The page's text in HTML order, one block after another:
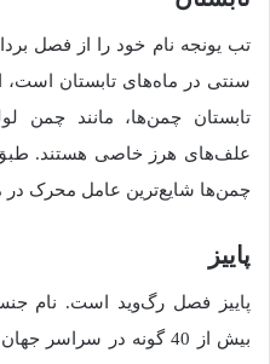
تب یونجه نام خود را از فصل
سنتی در ماه‌های تابستان
تابستان چمن‌ها، مانند چمن
علف‌های هرز خاصی هستند. طبق
چمن‌ها شایع‌ترین عامل محرک در
پاییز
بیش از 40 گونه در